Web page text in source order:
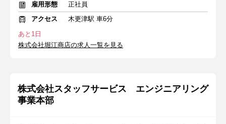
雇用形態
正社員
アクセス
木更津駅 車6分
あと1日
株式会社堀江商店の求人一覧を見る
株式会社スタッフサービス エンジニアリング
事業本部